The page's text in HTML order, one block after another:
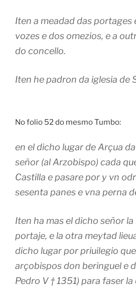
Iten a meadad das portages
vozes e dos omezios, e a
do concello.
Iten he padron da iglesia de
No folio 52 do mesmo Tumbo:
en el dicho lugar de Arçua
señor (al Arzobispo) cada
Castilla e pasare por y vn
sesenta panes e vna perna
Iten ha mas el dicho señor
portaje, e la otra meytad
dicho lugar por priuilegio
arçobispos don beringuel e
Pedro V † 1351) para faser